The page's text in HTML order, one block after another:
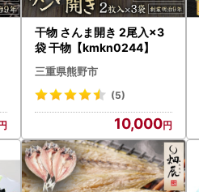
干物 さんま開き 2尾入×3
袋 干物【kmkn0244】
三重県熊野市
(5)
10,000